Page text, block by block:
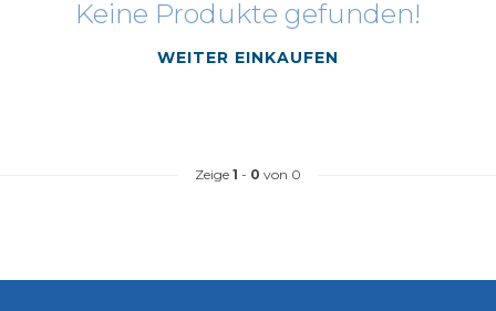
Keine Produkte gefunden!
WEITER EINKAUFEN
Zeige 1 - 0 von 0